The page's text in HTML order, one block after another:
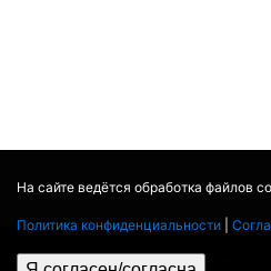
На сайте ведётся обработка файлов
Политика конфиденциальности